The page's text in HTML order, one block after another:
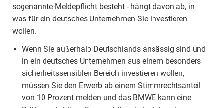
sogenannte Meldepflicht besteht - hängt davon ab, in
was für ein deutsches Unternehmen Sie investieren
wollen.
Wenn Sie außerhalb Deutschlands ansässig sind und
in ein deutsches Unternehmen aus einem besonders
sicherheitssensiblen Bereich investieren wollen,
müssen Sie den Erwerb ab einem Stimmrechtsanteil
von 10 Prozent melden und das BMWE kann eine